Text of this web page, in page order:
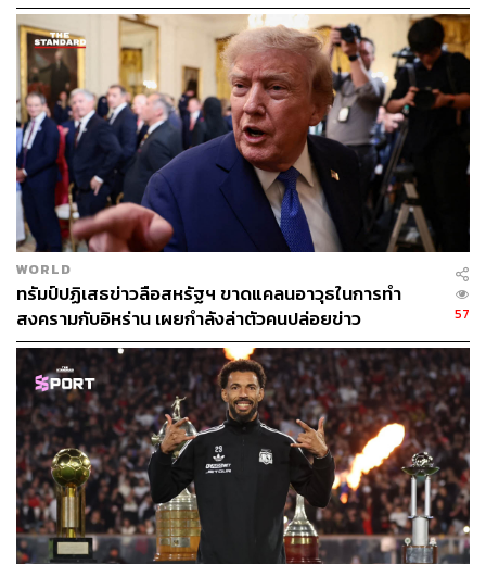
WORLD
ทรัมป์ปฏิเสธข่าวลือสหรัฐฯ ขาดแคลนอาวุธในการทำ
สงครามกับอิหร่าน เผยกำลังล่าตัวคนปล่อยข่าว
57